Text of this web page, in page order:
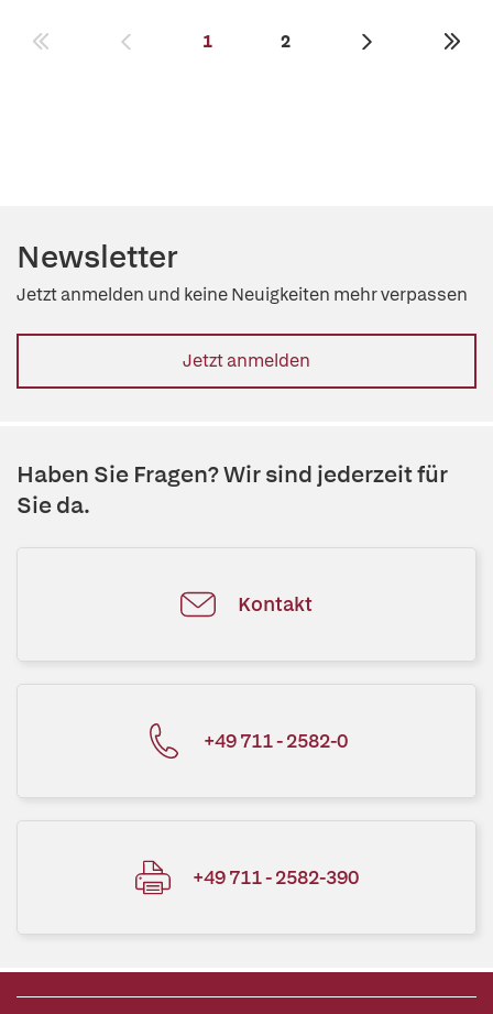
1 2
Newsletter
Jetzt anmelden und keine Neuigkeiten mehr verpassen
Jetzt anmelden
Haben Sie Fragen? Wir sind jederzeit für
Sie da.
Kontakt
+49 711 - 2582-0
+49 711 - 2582-390